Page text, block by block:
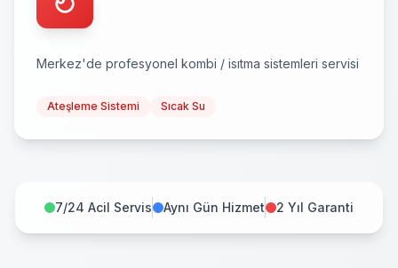
Merkez'de profesyonel kombi / isıtma sistemleri servisi
Ateşleme Sistemi Sıcak Su
7/24 Acil Servis Aynı Gün Hizmet 2 Yıl Garanti